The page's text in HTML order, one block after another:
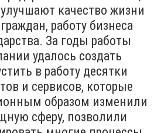
качество жизни
работу бизнеса
За годы работы
удалось создать
в работу десятки
и сервисов, которые
образом изменили
сферу, позволили